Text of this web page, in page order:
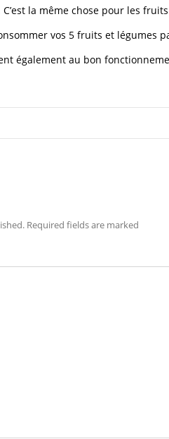
la même chose pour les
vos 5 fruits et légumes
également au bon
Required fields are marked